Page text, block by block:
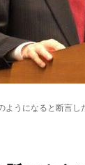
ようになると断言し